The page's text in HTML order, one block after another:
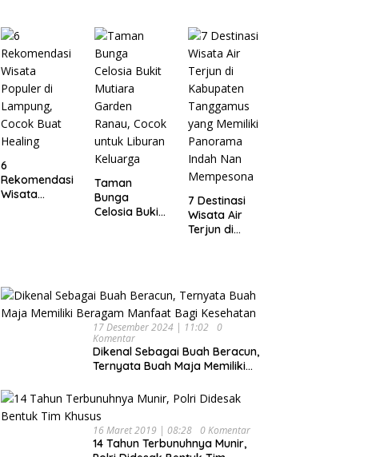
Ikonik di
Semarang
untuk Liburan
di Akhir
Pekan
6
Rekomendasi
Wisata
Taman
Bunga
Celosia Bukit
7 Destinasi
Wisata Air
Terjun di
Indah Nan
Mempesona
17 Desember 2024 | 11:02
0
Komentar
Dikenal Sebagai Buah Beracun,
Ternyata Buah Maja Memiliki
Kesehatan
16 Maret 2019 | 08:28 0 Komentar
14 Tahun Terbunuhnya Munir,